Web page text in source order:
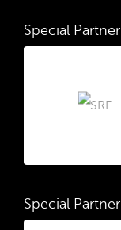
Special Partner
Special Partner